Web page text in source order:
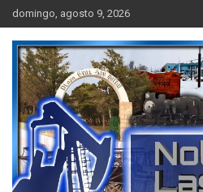
Skip
to
content
domingo, agosto 9, 2026